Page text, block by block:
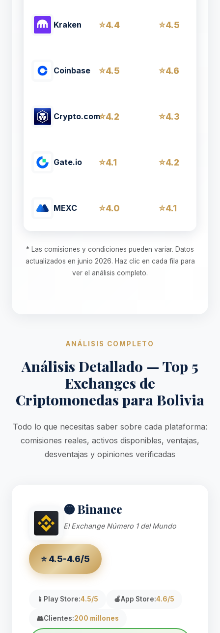
Kraken 4.4 4.5
Coinbase 4.5 4.6
Crypto.com 4.2 4.3
Gate.io 4.1 4.2
MEXC 4.0 4.1
* Las comisiones y condiciones pueden variar. Datos
actualizados en junio 2026. Haz clic en cada fila para
ver el análisis completo.
ANÁLISIS COMPLETO
Análisis Detallado — Top 5
Exchanges de
Criptomonedas para Bolivia
Todo lo que necesitas saber sobre cada plataforma:
comisiones reales, activos disponibles, ventajas,
desventajas y opiniones verificadas
🟡 Binance
El Exchange Número 1 del Mundo
⭐ 4.5-4.6/5
📱 Play Store:4.5/5 🍎App Store:4.6/5
👥Clientes:200 millones